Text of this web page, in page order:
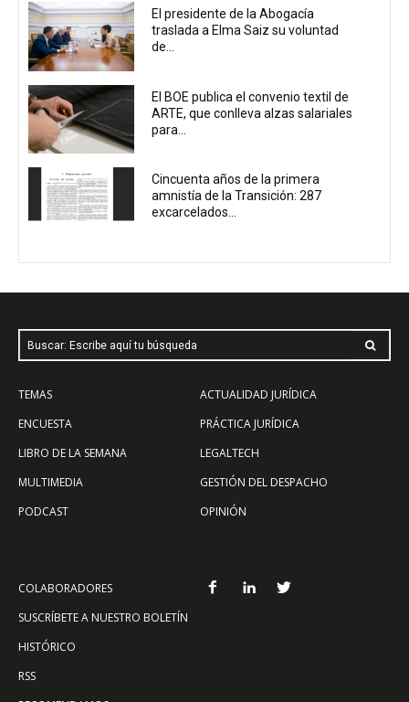
El presidente de la Abogacía
traslada a Elma Saiz su voluntad
de...
El BOE publica el convenio textil de
ARTE, que conlleva alzas salariales
para...
Cincuenta años de la primera
amnistía de la Transición: 287
excarcelados...
Buscar: Escribe aquí tu búsqueda
TEMAS
ENCUESTA
LIBRO DE LA SEMANA
MULTIMEDIA
PODCAST
ACTUALIDAD JURÍDICA
PRÁCTICA JURÍDICA
LEGALTECH
GESTIÓN DEL DESPACHO
OPINIÓN
COLABORADORES
SUSCRÍBETE A NUESTRO BOLETÍN
HISTÓRICO
RSS